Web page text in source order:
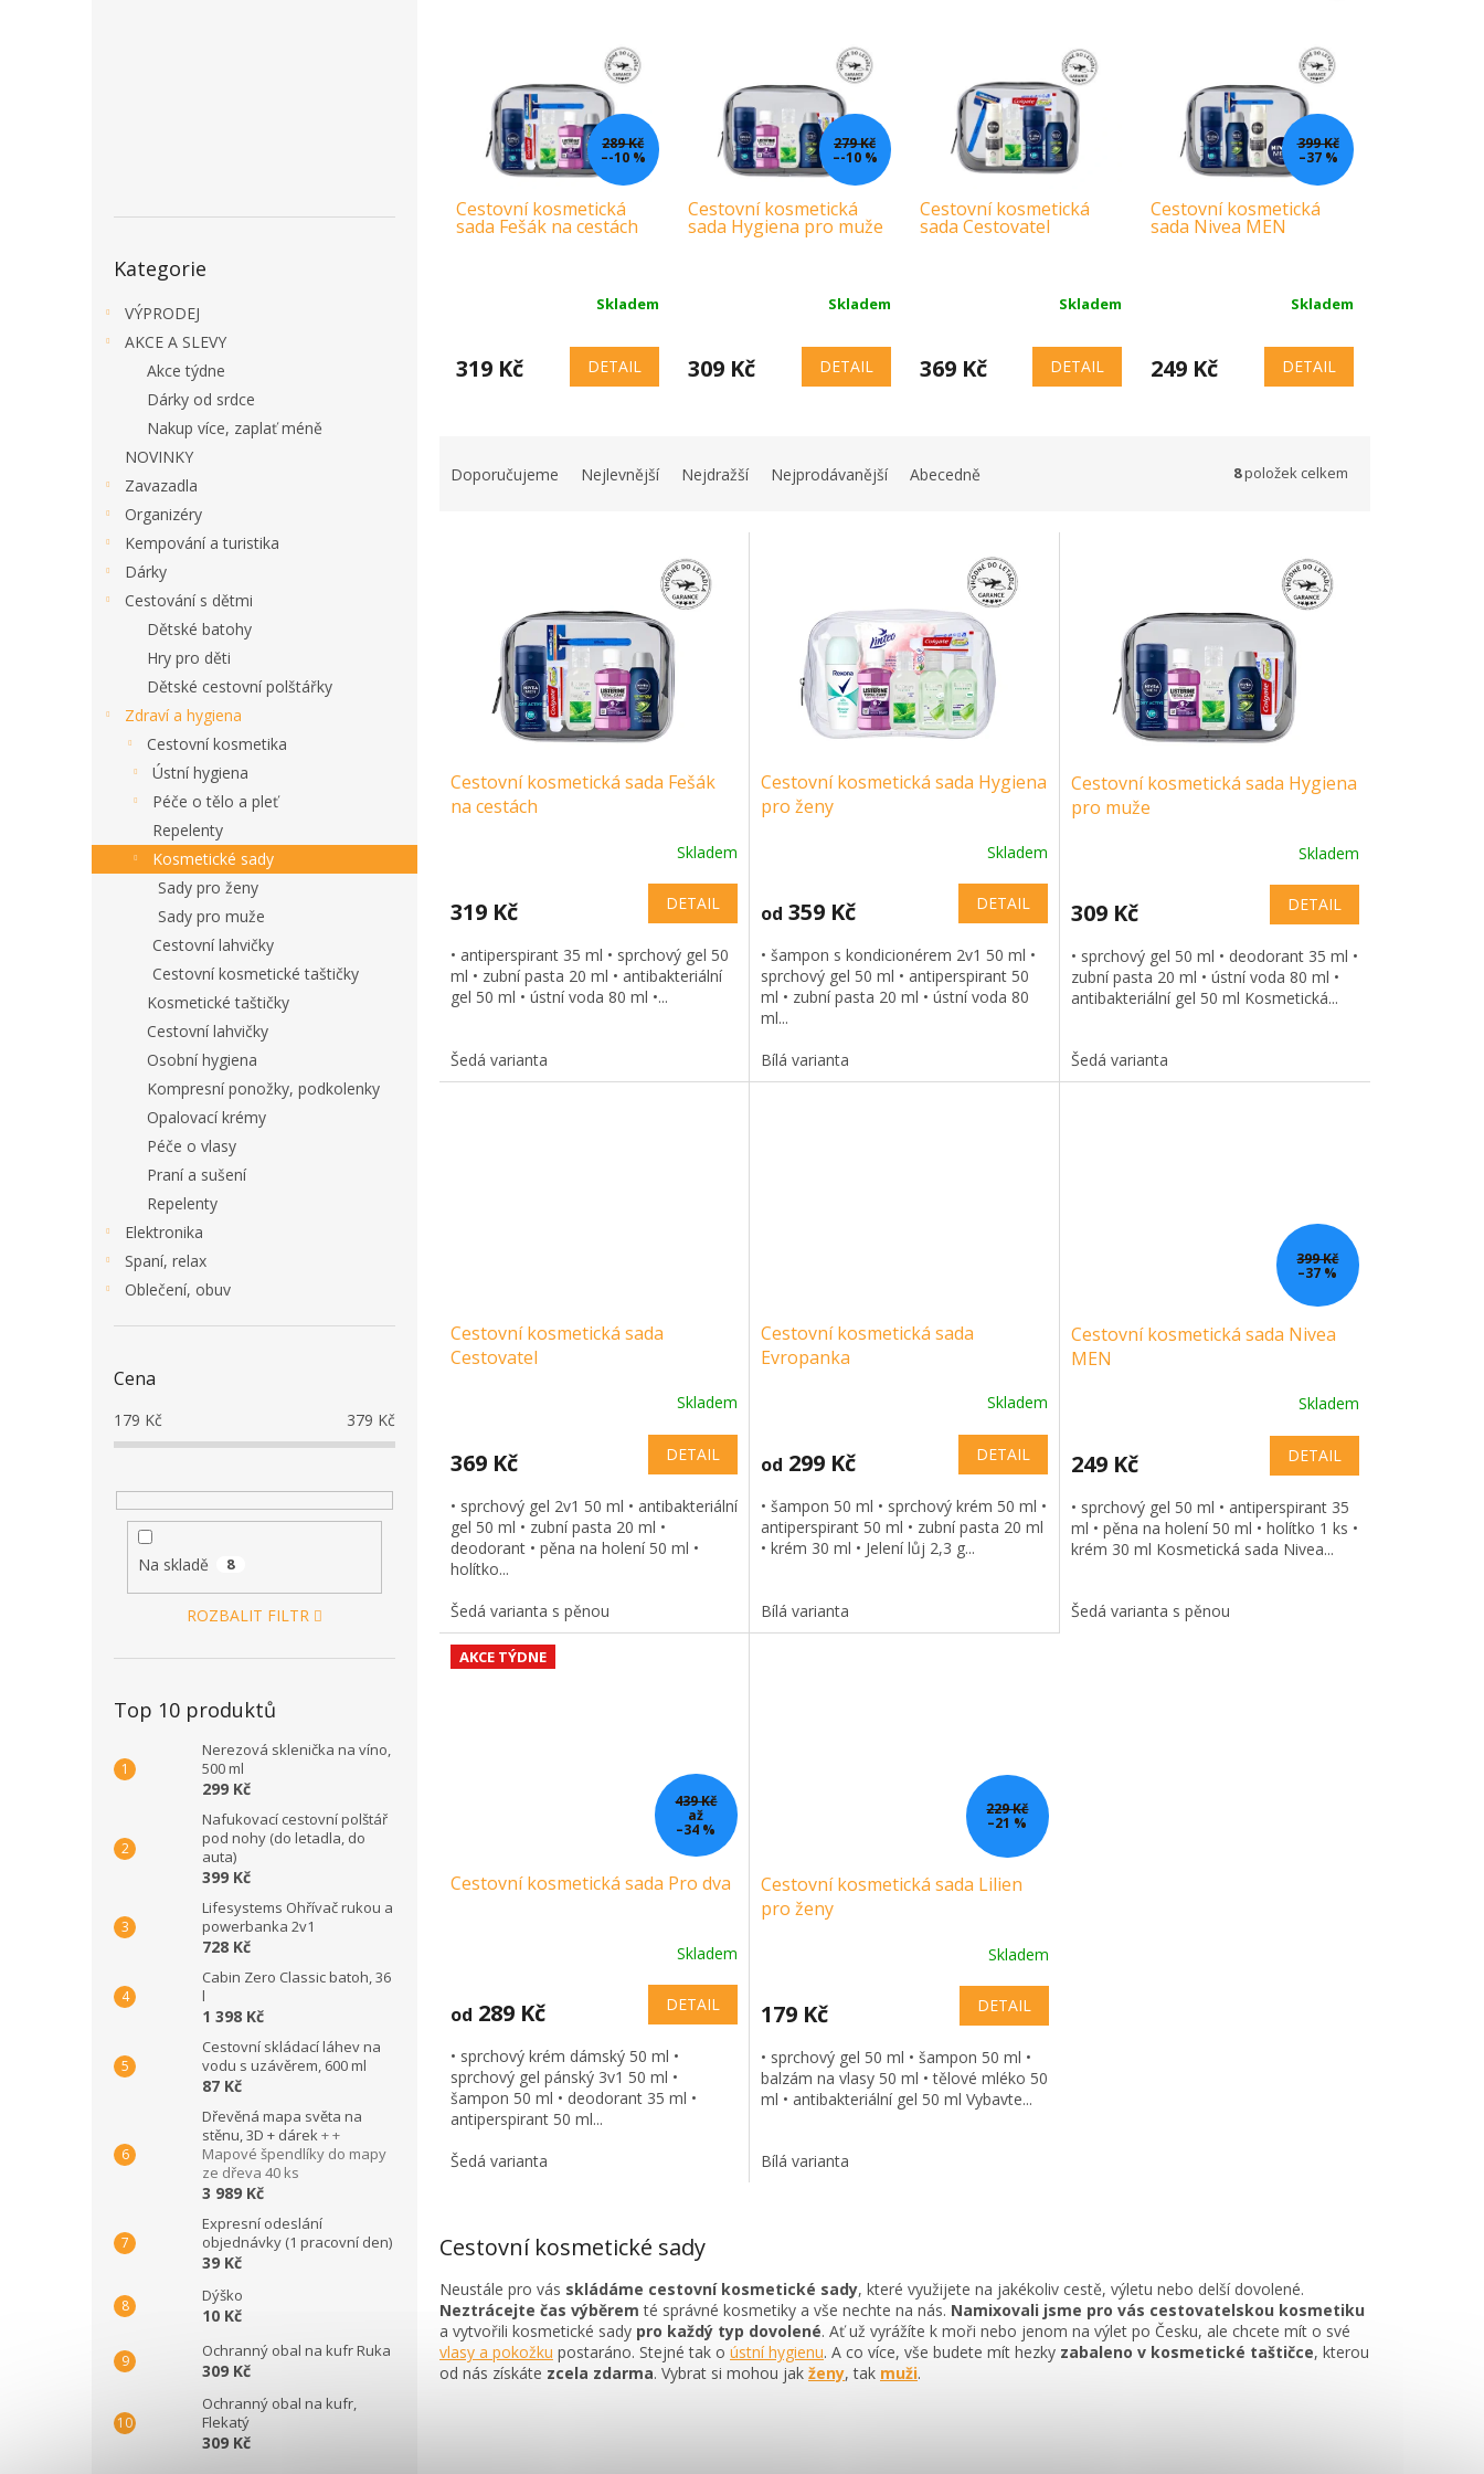
kategorie
Kategorie
VÝPRODEJ
AKCE A SLEVY
Akce týdne
Dárky od srdce
Nakup více, zaplať méně
NOVINKY
Zavazadla
Organizéry
Kempování a turistika
Dárky
Cestování s dětmi
Dětské batohy
Hry pro děti
Dětské cestovní polštářky
Zdraví a hygiena
Cestovní kosmetika
Ústní hygiena
Péče o tělo a pleť
Repelenty
Kosmetické sady
Sady pro ženy
Sady pro muže
Cestovní lahvičky
Cestovní kosmetické taštičky
Kosmetické taštičky
Cestovní lahvičky
Osobní hygiena
Kompresní ponožky, podkolenky
Opalovací krémy
Péče o vlasy
Praní a sušení
Repelenty
Elektronika
Spaní, relax
Oblečení, obuv
Cena
179 Kč 379 Kč
Na skladě 8
ROZBALIT FILTR
Top 10 produktů
Nerezová sklenička na víno,
500 ml
299 Kč
Nafukovací cestovní polštář
pod nohy (do letadla, do
auta)
399 Kč
Lifesystems Ohřívač rukou a
powerbanka 2v1
728 Kč
Cabin Zero Classic batoh, 36
l
1 398 Kč
Cestovní skládací láhev na
vodu s uzávěrem, 600 ml
87 Kč
Dřevěná mapa světa na
stěnu, 3D + dárek+ +
Mapové špendlíky do mapy
ze dřeva 40 ks
3 989 Kč
Expresní odeslání
objednávky (1 pracovní den)
39 Kč
Dýško
10 Kč
Ochranný obal na kufr Ruka
309 Kč
Ochranný obal na kufr,
Flekatý
309 Kč
289 Kč
–-10 %
Cestovní kosmetická
sada Fešák na cestách
Skladem
319 Kč DETAIL
279 Kč
–-10 %
Cestovní kosmetická
sada Hygiena pro muže
Skladem
309 Kč DETAIL
Cestovní kosmetická
sada Cestovatel
Skladem
369 Kč DETAIL
399 Kč
–37 %
Cestovní kosmetická
sada Nivea MEN
Skladem
249 Kč DETAIL
Doporučujeme Nejlevnější Nejdražší Nejprodávanější Abecedně 8položek celkem
Cestovní kosmetická sada Fešák
na cestách
Skladem
319 Kč DETAIL
• antiperspirant 35 ml • sprchový gel 50
ml • zubní pasta 20 ml • antibakteriální
gel 50 ml • ústní voda 80 ml •...
Šedá varianta
Cestovní kosmetická sada Hygiena
pro ženy
Skladem
od 359 Kč DETAIL
• šampon s kondicionérem 2v1 50 ml •
sprchový gel 50 ml • antiperspirant 50
ml • zubní pasta 20 ml • ústní voda 80
ml...
Bílá varianta
Cestovní kosmetická sada Hygiena
pro muže
Skladem
309 Kč DETAIL
• sprchový gel 50 ml • deodorant 35 ml •
zubní pasta 20 ml • ústní voda 80 ml •
antibakteriální gel 50 ml Kosmetická...
Šedá varianta
Cestovní kosmetická sada
Cestovatel
Skladem
369 Kč DETAIL
• sprchový gel 2v1 50 ml • antibakteriální
gel 50 ml • zubní pasta 20 ml •
deodorant • pěna na holení 50 ml •
holítko...
Šedá varianta s pěnou
Cestovní kosmetická sada
Evropanka
Skladem
od 299 Kč DETAIL
• šampon 50 ml • sprchový krém 50 ml •
antiperspirant 50 ml • zubní pasta 20 ml
• krém 30 ml • Jelení lůj 2,3 g...
Bílá varianta
399 Kč
–37 %
Cestovní kosmetická sada Nivea
MEN
Skladem
249 Kč DETAIL
• sprchový gel 50 ml • antiperspirant 35
ml • pěna na holení 50 ml • holítko 1 ks •
krém 30 ml Kosmetická sada Nivea...
Šedá varianta s pěnou
AKCE TÝDNE
439 Kč
až
–34 %
Cestovní kosmetická sada Pro dva
Skladem
od 289 Kč DETAIL
• sprchový krém dámský 50 ml •
sprchový gel pánský 3v1 50 ml •
šampon 50 ml • deodorant 35 ml •
antiperspirant 50 ml...
Šedá varianta
229 Kč
–21 %
Cestovní kosmetická sada Lilien
pro ženy
Skladem
179 Kč DETAIL
• sprchový gel 50 ml • šampon 50 ml •
balzám na vlasy 50 ml • tělové mléko 50
ml • antibakteriální gel 50 ml Vybavte...
Bílá varianta
d
a
c
í
p
Cestovní kosmetické sady
Neustále pro vás skládáme cestovní kosmetické sady, které využijete na jakékoliv cestě, výletu nebo delší dovolené.
Neztrácejte čas výběrem té správné kosmetiky a vše nechte na nás. Namixovali jsme pro vás cestovatelskou kosmetiku
a vytvořili kosmetické sady pro každý typ dovolené. Ať už vyrážíte k moři nebo jenom na výlet po Česku, ale chcete mít o své
vlasy a pokožku postaráno. Stejné tak o ústní hygienu. A co více, vše budete mít hezky zabaleno v kosmetické taštičce, kterou
od nás získáte zcela zdarma. Vybrat si mohou jak ženy, tak muži.